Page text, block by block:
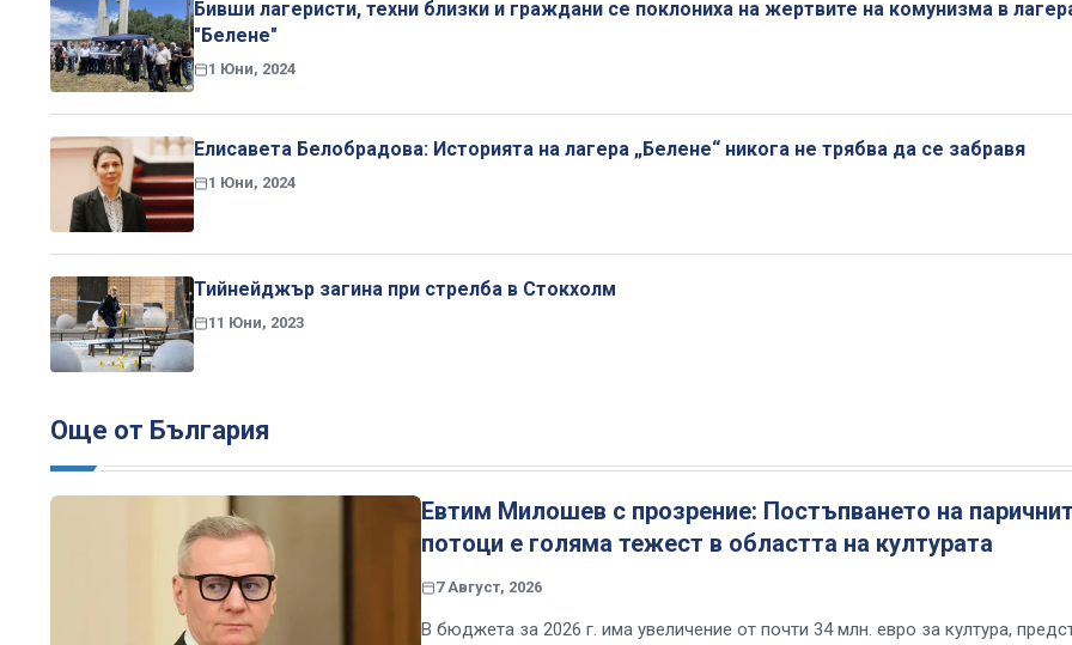
Бивши лагеристи, техни близки и граждани се поклониха на жертвите на комунизма в
"Белене"
1 Юни, 2024
Елисавета Белобрадова: Историята на лагера „Белене“ никога не трябва да се забравя
1 Юни, 2024
Тийнейджър загина при стрелба в Стокхолм
11 Юни, 2023
Още от България
Евтим Милошев с прозрение: Постъпването на
потоци е голяма тежест в областта на културата
7 Август, 2026
В бюджета за 2026 г. има увеличение от почти 34 млн. евро за култура,